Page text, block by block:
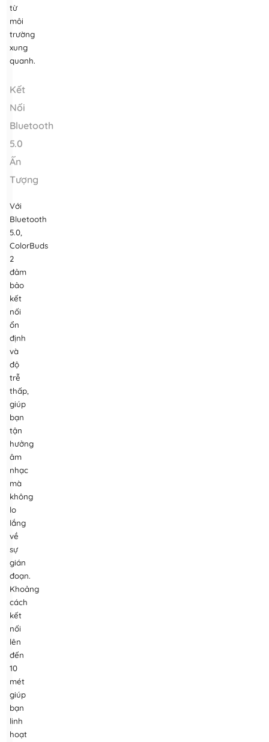
từ
môi
trường
xung
quanh.
Kết
Nối
Bluetooth
5.0
Ấn
Tượng
Với
Bluetooth
5.0,
ColorBuds
2
đảm
bảo
kết
nối
ổn
định
và
độ
trễ
thấp,
giúp
bạn
tận
hưởng
âm
nhạc
mà
không
lo
lắng
về
sự
gián
đoạn.
Khoảng
cách
kết
nối
lên
đến
10
mét
giúp
bạn
linh
hoạt